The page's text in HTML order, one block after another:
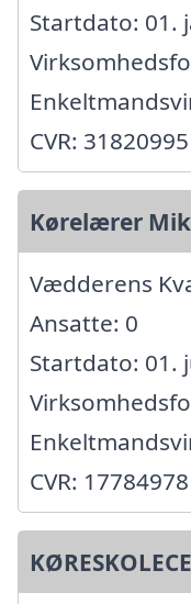
Startdato: 01.
CVR: 31820995
Kørelærer
Vædderens
Ansatte: 0
Startdato: 01.
CVR: 17784978